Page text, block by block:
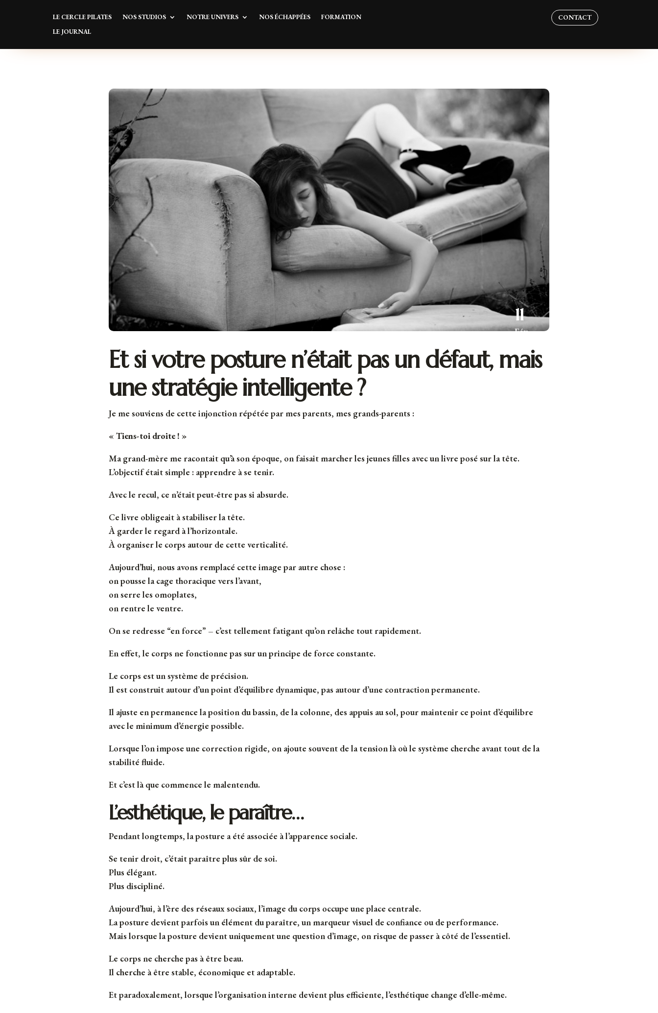
LE CERCLE PILATES NOS STUDIOS NOTRE UNIVERS NOS ÉCHAPPÉES
FORMATION
LE JOURNAL
CONTACT
11
Fév
Et si votre posture n’était pas un défaut, mais
une stratégie intelligente ?
Je me souviens de cette injonction répétée par mes parents, mes grands-parents :
« Tiens-toi droite ! »
Ma grand-mère me racontait qu’à son époque, on faisait marcher les jeunes filles avec un livre posé sur la tête.
L’objectif était simple : apprendre à se tenir.
Avec le recul, ce n’était peut-être pas si absurde.
Ce livre obligeait à stabiliser la tête.
À garder le regard à l’horizontale.
À organiser le corps autour de cette verticalité.
Aujourd’hui, nous avons remplacé cette image par autre chose :
on pousse la cage thoracique vers l’avant,
on serre les omoplates,
on rentre le ventre.
On se redresse “en force” – c’est tellement fatigant qu’on relâche tout rapidement.
En effet, le corps ne fonctionne pas sur un principe de force constante.
Le corps est un système de précision.
Il est construit autour d’un point d’équilibre dynamique, pas autour d’une contraction permanente.
Il ajuste en permanence la position du bassin, de la colonne, des appuis au sol, pour maintenir ce point d’équilibre
avec le minimum d’énergie possible.
Lorsque l’on impose une correction rigide, on ajoute souvent de la tension là où le système cherche avant tout de la
stabilité fluide.
Et c’est là que commence le malentendu.
L’esthétique, le paraître…
Pendant longtemps, la posture a été associée à l’apparence sociale.
Se tenir droit, c’était paraître plus sûr de soi.
Plus élégant.
Plus discipliné.
Aujourd’hui, à l’ère des réseaux sociaux, l’image du corps occupe une place centrale.
La posture devient parfois un élément du paraître, un marqueur visuel de confiance ou de performance.
Mais lorsque la posture devient uniquement une question d’image, on risque de passer à côté de l’essentiel.
Le corps ne cherche pas à être beau.
Il cherche à être stable, économique et adaptable.
Et paradoxalement, lorsque l’organisation interne devient plus efficiente, l’esthétique change d’elle-même.